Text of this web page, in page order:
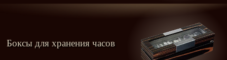
Боксы для хранения часов